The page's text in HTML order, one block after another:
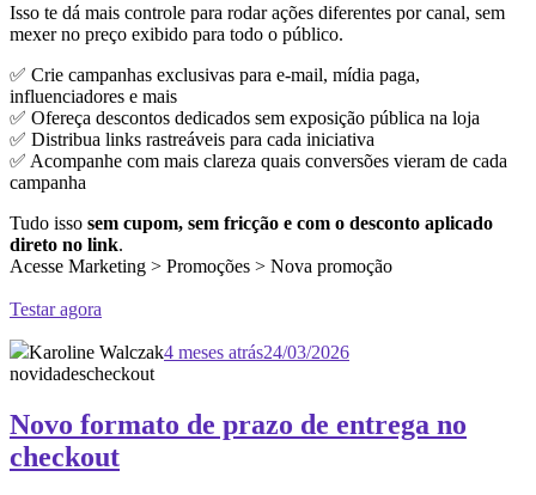
Isso te dá mais controle para rodar ações diferentes por canal, sem
mexer no preço exibido para todo o público.
✅ Crie campanhas exclusivas para e-mail, mídia paga,
influenciadores e mais
✅ Ofereça descontos dedicados sem exposição pública na loja
✅ Distribua links rastreáveis para cada iniciativa
✅ Acompanhe com mais clareza quais conversões vieram de cada
campanha
Tudo isso sem cupom, sem fricção e com o desconto aplicado
direto no link.
Acesse Marketing > Promoções > Nova promoção
Testar agora
Karoline Walczak4 meses atrás24/03/2026
novidadescheckout
Novo formato de prazo de entrega no
checkout